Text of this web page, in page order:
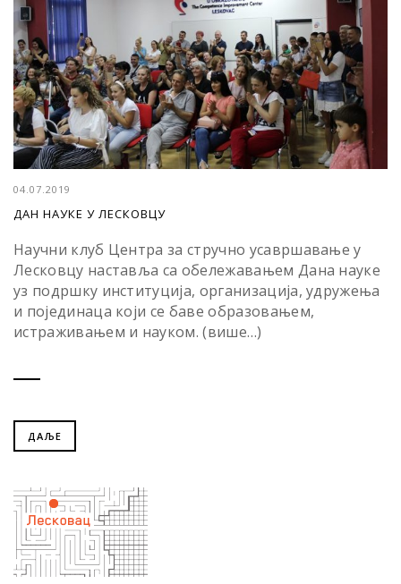
04.07.2019
ДАН НАУКЕ У ЛЕСКОВЦУ
Научни клуб Центра за стручно усавршавање у
Лесковцу наставља са обележавањем Дана науке
уз подршку институција, организација, удружења
и појединаца који се баве образовањем,
истраживањем и науком. (више…)
ДАЉЕ